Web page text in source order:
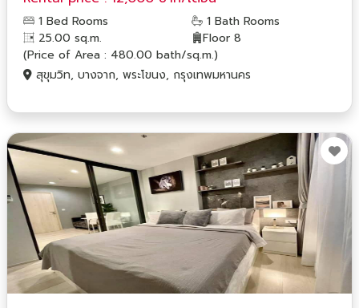
1 Bed Rooms
1 Bath Rooms
25.00 sq.m.
Floor 8
(Price of Area : 480.00 bath/sq.m.)
สุขุมวิท, บางจาก, พระโขนง, กรุงเทพมหานคร